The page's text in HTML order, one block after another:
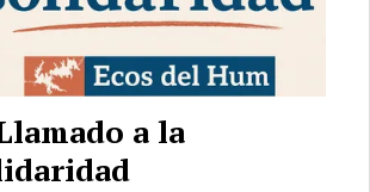
a la